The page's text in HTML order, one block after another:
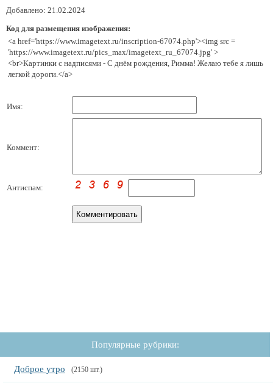
Добавлено: 21.02.2024
Код для размещения изображения:
<a href='https://www.imagetext.ru/inscription-67074.php'><img src =
'https://www.imagetext.ru/pics_max/imagetext_ru_67074.jpg' >
<br>Картинки с надписями - С днём рождения, Римма! Желаю тебе я лишь
легкой дороги.</a>
Имя:
Коммент:
Антиспам:
Популярные рубрики:
Доброе утро (2150 шт.)